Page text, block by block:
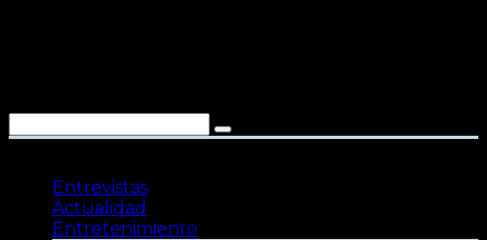
Entrevistas
Actualidad
Entretenimiento